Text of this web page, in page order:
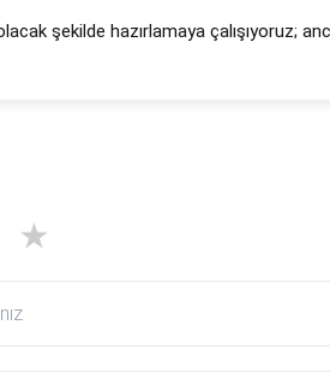
şekilde hazırlamaya